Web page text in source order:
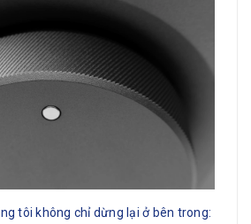
tôi không chỉ dừng lại ở bên trong: